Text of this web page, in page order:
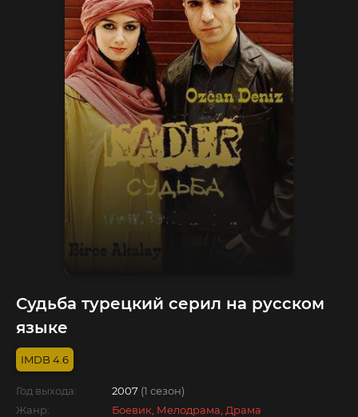
Судьба турецкий серил на русском
языке
4.6
Год выхода: 2007 (1 сезон)
Жанр:
Боевик, Мелодрама, Драма